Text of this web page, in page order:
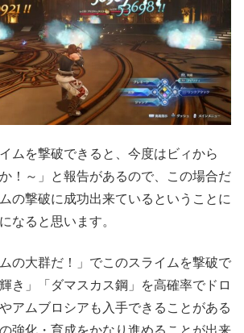
ムを撃破できると、今度はビィから
！～」と報告があるので、この場合だ
の撃破に成功出来ているということに
なると思います。
の大群だ！」でこのスライムを撃破で
き」「ダマスカス鋼」を高確率でドロ
アムブロシアも入手できることがある
強化・育成をかなり進めることが出来